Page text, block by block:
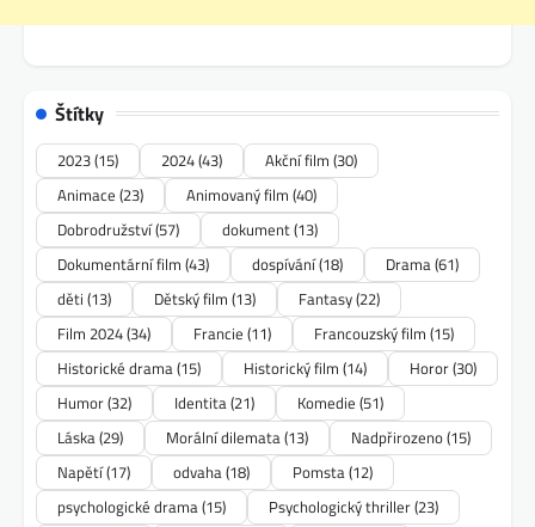
Štítky
2023(15) 2024(43) Akční film (30)
Animace (23) Animovaný film (40)
Dobrodružství(57) dokument(13)
Dokumentární film (43) dospívání(18) Drama(61)
děti (13) Dětský film (13) Fantasy(22)
Film 2024(34) Francie (11) Francouzský film (15)
Historické drama(15) Historický film (14) Horor(30)
Humor(32) Identita(21) Komedie (51)
Láska(29) Morální dilemata(13) Nadpřirozeno(15)
Napětí(17) odvaha(18) Pomsta(12)
psychologické drama(15) Psychologický thriller(23)